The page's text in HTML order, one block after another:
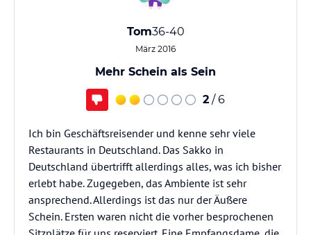
Tom36-40
März 2016
Mehr Schein als Sein
2 / 6
Ich bin Geschäftsreisender und kenne sehr viele
Restaurants in Deutschland. Das Sakko in
Deutschland übertrifft allerdings alles, was ich bisher
erlebt habe. Zugegeben, das Ambiente ist sehr
ansprechend. Allerdings ist das nur der Äußere
Schein. Ersten waren nicht die vorher besprochenen